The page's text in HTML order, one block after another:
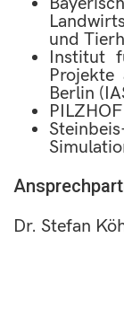
und
Institut
Berlin
Dr. Stefan